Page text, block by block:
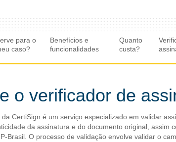
para o
caso?
Benefícios e
funcionalidades
Quanto
custa?
o verificador de
CertiSign é um serviço especializado em validar
da assinatura e do documento original, assim
Brasil. O processo de validação envolve validar o